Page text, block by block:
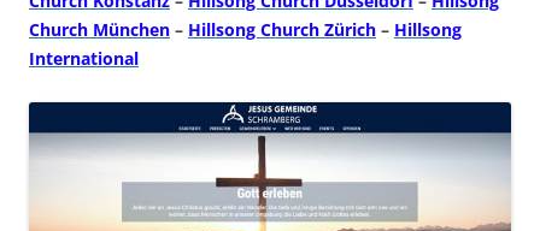
Church München – Hillsong Church Zürich – Hillsong
International